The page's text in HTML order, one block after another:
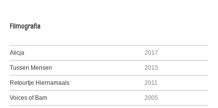
Filmografia
Alicja 2017
Tussen Mensen 2015
Retourtje Hiernamaals 2011
Voices of Bam 2005